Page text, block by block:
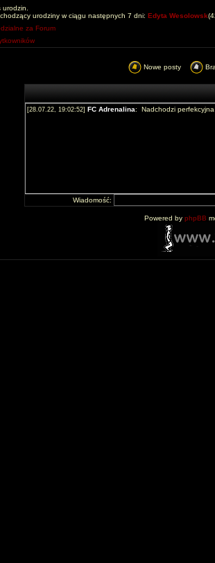
urodziny w ciągu następnych 7 dni: Edyta Wesolowsk
za Forum
Nowe posty
Wiadomość:
Powered by phpBB